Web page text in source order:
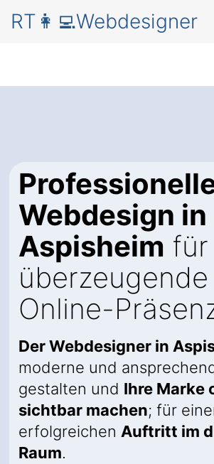
RT👩‍💻Webdesigner
Webdesign in
Aspisheim
überzeugende
Online-
Der Webdesigner in
moderne und
gestalten und Ihre Marke
sichtbar machen; für
erfolgreichen Auftritt im
Raum.